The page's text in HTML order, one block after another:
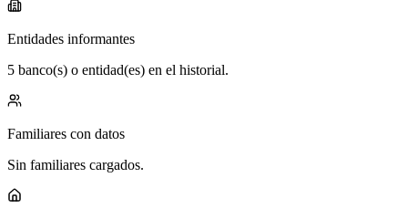
Entidades informantes
5 banco(s) o entidad(es) en el historial.
Familiares con datos
Sin familiares cargados.